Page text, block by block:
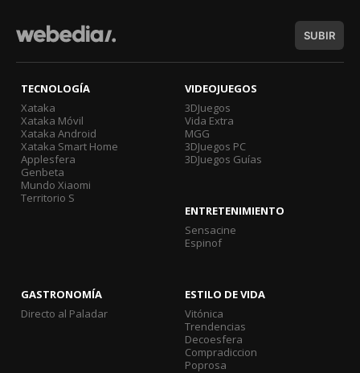
SUBIR
TECNOLOGÍA
Xataka
Xataka Móvil
Xataka Android
Xataka Smart Home
Applesfera
Genbeta
Mundo Xiaomi
Territorio S
VIDEOJUEGOS
3DJuegos
Vida Extra
MGG
3DJuegos PC
3DJuegos Guías
ENTRETENIMIENTO
Sensacine
Espinof
GASTRONOMÍA
Directo al Paladar
ESTILO DE VIDA
Vitónica
Trendencias
Decoesfera
Compradiccion
Poprosa